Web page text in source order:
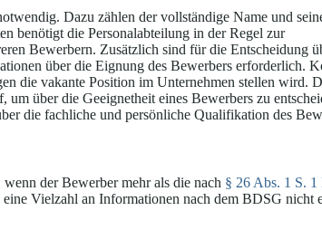
Dazu zählen der vollständige Name und
benötigt die Personalabteilung in der Regel zur
Bewerbern. Zusätzlich sind für die Entscheidung
über die Eignung des Bewerbers erforderlich.
die vakante Position im Unternehmen stellen wird.
über die Geeignetheit eines Bewerbers zu
die fachliche und persönliche Qualifikation des
der Bewerber mehr als die nach § 26 Abs. 1 S.
Vielzahl an Informationen nach dem BDSG nicht